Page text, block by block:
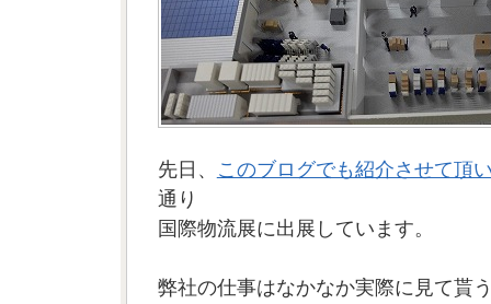
先日、
このブログでも紹介させて頂
通り
国際物流展に出展しています。
弊社の仕事はなかなか実際に見て貰